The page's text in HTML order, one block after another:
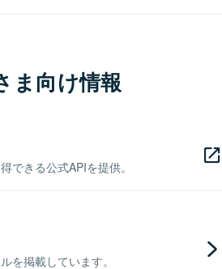
ま向け情報
できる公式APIを提供。
を掲載しています。